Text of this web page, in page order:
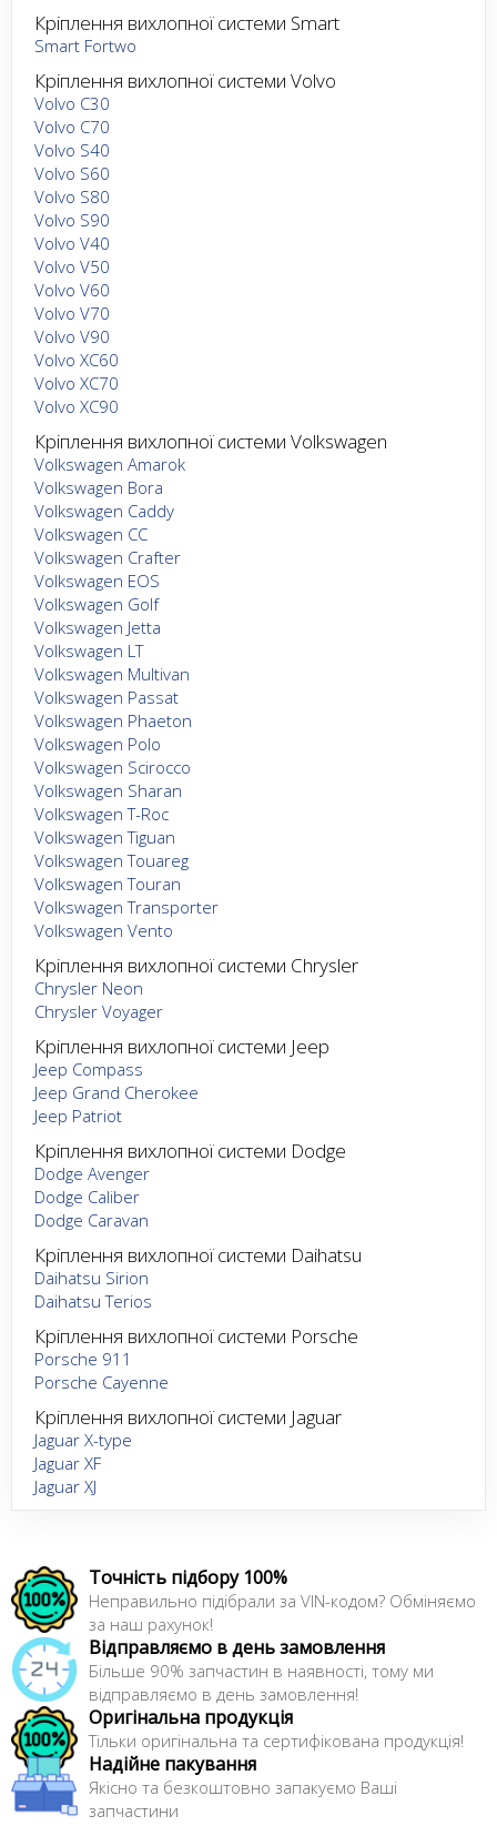
Кріплення вихлопної системи Smart
Smart Fortwo
Кріплення вихлопної системи Volvo
Volvo C30
Volvo C70
Volvo S40
Volvo S60
Volvo S80
Volvo S90
Volvo V40
Volvo V50
Volvo V60
Volvo V70
Volvo V90
Volvo XC60
Volvo XC70
Volvo XC90
Кріплення вихлопної системи Volkswagen
Volkswagen Amarok
Volkswagen Bora
Volkswagen Caddy
Volkswagen CC
Volkswagen Crafter
Volkswagen EOS
Volkswagen Golf
Volkswagen Jetta
Volkswagen LT
Volkswagen Multivan
Volkswagen Passat
Volkswagen Phaeton
Volkswagen Polo
Volkswagen Scirocco
Volkswagen Sharan
Volkswagen T-Roc
Volkswagen Tiguan
Volkswagen Touareg
Volkswagen Touran
Volkswagen Transporter
Volkswagen Vento
Кріплення вихлопної системи Chrysler
Chrysler Neon
Chrysler Voyager
Кріплення вихлопної системи Jeep
Jeep Compass
Jeep Grand Cherokee
Jeep Patriot
Кріплення вихлопної системи Dodge
Dodge Avenger
Dodge Caliber
Dodge Caravan
Кріплення вихлопної системи Daihatsu
Daihatsu Sirion
Daihatsu Terios
Кріплення вихлопної системи Porsche
Porsche 911
Porsche Cayenne
Кріплення вихлопної системи Jaguar
Jaguar X-type
Jaguar XF
Jaguar XJ
Точність підбору 100%
Неправильно підібрали за VIN-кодом? Обміняємо
за наш рахунок!
Відправляємо в день замовлення
Більше 90% запчастин в наявності, тому ми
відправляємо в день замовлення!
Оригінальна продукція
Тільки оригінальна та сертифікована продукція!
Надійне пакування
Якісно та безкоштовно запакуємо Ваші
запчастини